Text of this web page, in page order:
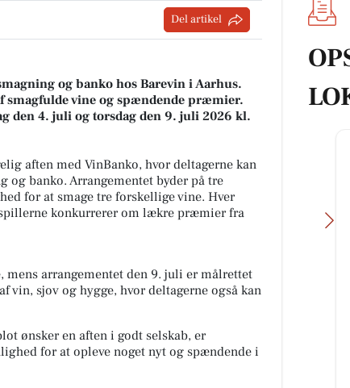
Del artikel
og banko hos Barevin i Aarhus.
smagfulde vine og spændende præmier.
den 4. juli og torsdag den 9. juli 2026 kl.
aften med VinBanko, hvor deltagerne kan
og banko. Arrangementet byder på tre
for at smage tre forskellige vine. Hver
konkurrerer om lækre præmier fra
arrangementet den 9. juli er målrettet
vin, sjov og hygge, hvor deltagerne også kan
ønsker en aften i godt selskab, er
for at opleve noget nyt og spændende i
Vil du med på holdet 🤩